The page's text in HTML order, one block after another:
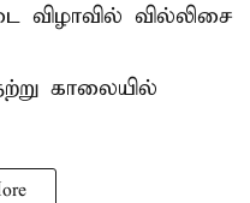
விழாவில் வில்லிசை
காலையில்